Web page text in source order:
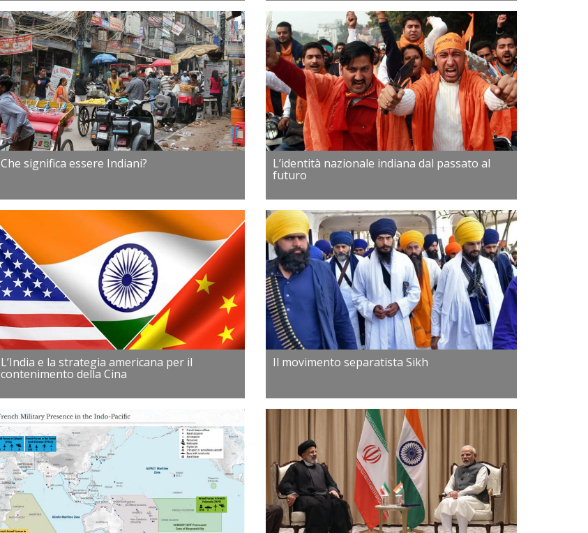
Che significa essere Indiani? L’identità nazionale indiana dal passato al
futuro
L’India e la strategia americana per il
contenimento della Cina
Il movimento separatista Sikh